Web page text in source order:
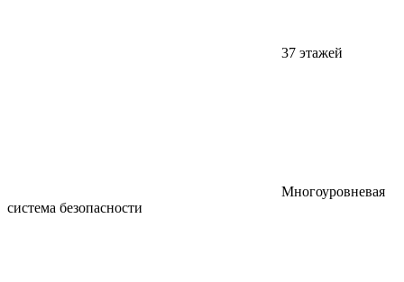
37 этажей
Многоуровневая
система безопасности